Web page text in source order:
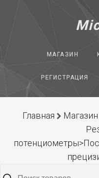
МАГАЗИН
РЕГИСТРАЦИЯ
Главная Магазин